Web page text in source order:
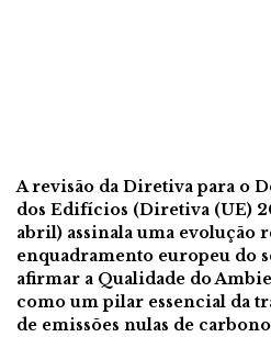
A revisão da Diretiva para o
dos Edifícios (Diretiva (UE)
abril) assinala uma evolução
enquadramento europeu do
afirmar a Qualidade do
como um pilar essencial da
de emissões nulas de